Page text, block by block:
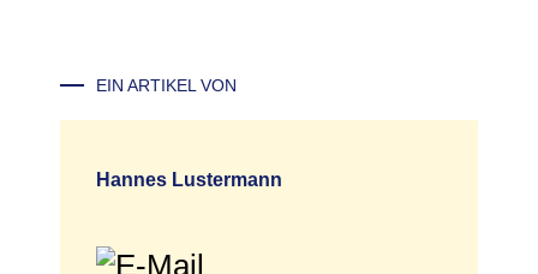
EIN ARTIKEL VON
Hannes Lustermann